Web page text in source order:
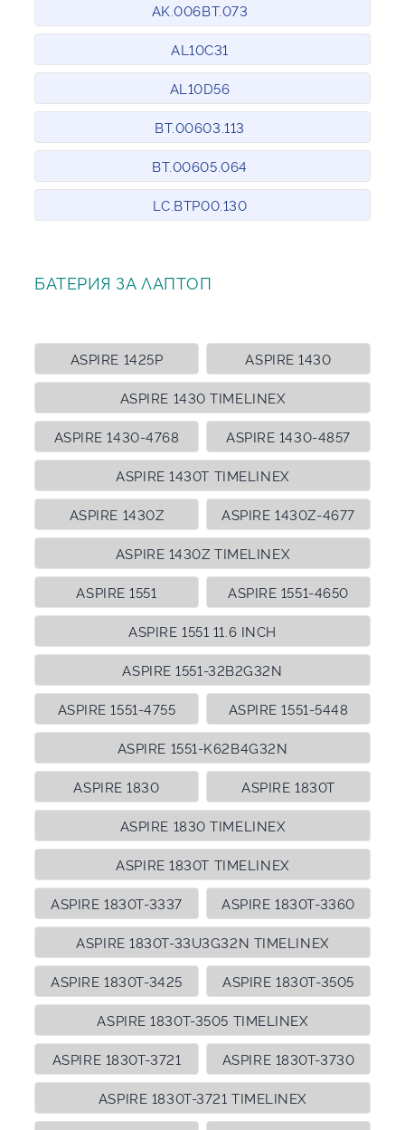
AK.006BT.073
AL10C31
AL10D56
BT.00603.113
BT.00605.064
LC.BTP00.130
БАТЕРИЯ ЗА ЛАПТОП
ASPIRE 1425P ASPIRE 1430
ASPIRE 1430 TIMELINEX
ASPIRE 1430-4768 ASPIRE 1430-4857
ASPIRE 1430T TIMELINEX
ASPIRE 1430Z
ASPIRE 1430Z TIMELINEX
ASPIRE 1430Z-4677
ASPIRE 1551
ASPIRE 1551 11.6 INCH
ASPIRE 1551-32B2G32N
ASPIRE 1551-4650
ASPIRE 1551-4755 ASPIRE 1551-5448
ASPIRE 1551-K62B4G32N
ASPIRE 1830
ASPIRE 1830 TIMELINEX
ASPIRE 1830T
ASPIRE 1830T TIMELINEX
ASPIRE 1830T-3337 ASPIRE 1830T-3360
ASPIRE 1830T-33U3G32N TIMELINEX
ASPIRE 1830T-3425 ASPIRE 1830T-3505
ASPIRE 1830T-3505 TIMELINEX
ASPIRE 1830T-3721
ASPIRE 1830T-3721 TIMELINEX
ASPIRE 1830T-3730